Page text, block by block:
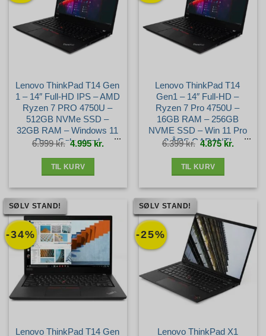
Lenovo ThinkPad T14 Gen
1 – 14″ Full-HD IPS – AMD
Ryzen 7 PRO 4750U –
512GB NVMe SSD –
32GB RAM – Windows 11
Pro – Sølv stand
6.999kr. Den
oprindelige
pris
4.995kr. Den
aktuelle
pris
TIL KURV
Lenovo ThinkPad T14
Gen1 – 14″ Full-HD –
Ryzen 7 Pro 4750U –
16GB RAM – 256GB
NVME SSD – Win 11 Pro
– 3 ÅRS GARANTI –
6.399kr. Den
oprindelige
pris
4.875kr. Den
aktuelle
pris
TIL KURV
-34%
SØLV STAND!
Lenovo ThinkPad T14 Gen
-25%
SØLV STAND!
Lenovo ThinkPad X1